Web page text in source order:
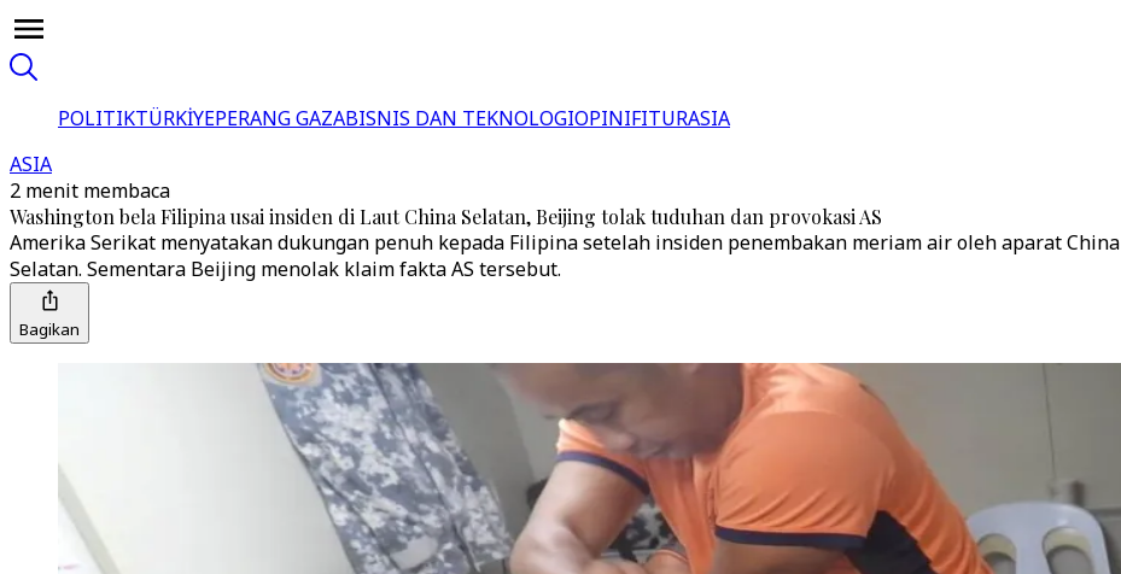
POLITIKTÜRKİYEPERANG GAZABISNIS DAN TEKNOLOGIOPINIFITURASIA
ASIA
2 menit membaca
Washington bela Filipina usai insiden di Laut China Selatan, Beijing tolak tuduhan dan provokasi AS
Amerika Serikat menyatakan dukungan penuh kepada Filipina setelah insiden penembakan meriam air oleh aparat
Selatan. Sementara Beijing menolak klaim fakta AS tersebut.
Bagikan